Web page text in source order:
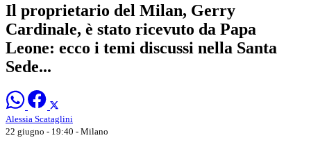
Il proprietario del Milan, Gerry
Cardinale, è stato ricevuto da Papa
Leone: ecco i temi discussi nella Santa
Sede...
Alessia Scataglini
22 giugno - 19:40 - Milano